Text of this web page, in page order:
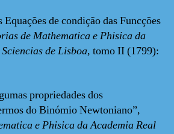
de condição das Funcções
de Mathematica e Phisica da
de Lisboa, tomo II (1799):
propriedades dos
do Binómio Newtoniano”,
e Phisica da Academia Real